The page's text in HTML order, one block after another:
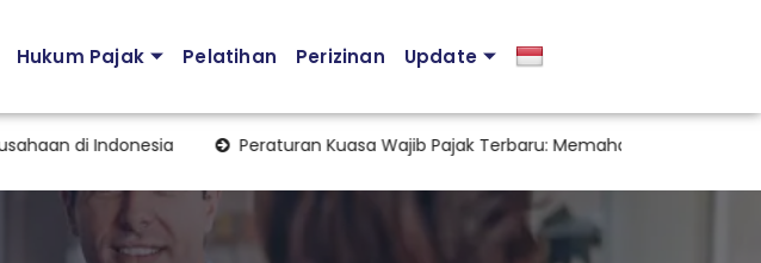
Hukum Pajak Pelatihan Perizinan Update
Indonesia Peraturan Kuasa Wajib Pajak Terbaru: Memahami PMK Nomor 44